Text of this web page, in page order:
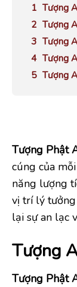
Tượng
Tượng
Tượng
Tượng
Tượng
Tượng Phật
cúng của
năng lượng
vị trí lý
lại sự an lạc
Tượng
Tượng Phật